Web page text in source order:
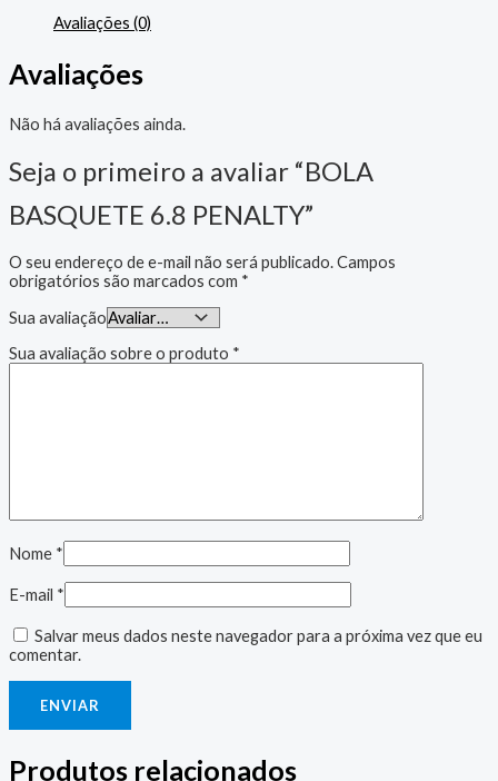
Avaliações (0)
Avaliações
Não há avaliações ainda.
Seja o primeiro a avaliar “BOLA
BASQUETE 6.8 PENALTY”
O seu endereço de e-mail não será publicado.Campos
obrigatórios são marcados com *
Sua avaliação
Sua avaliação sobre o produto *
Nome *
E-mail *
Salvar meus dados neste navegador para a próxima vez que eu
comentar.
Produtos relacionados